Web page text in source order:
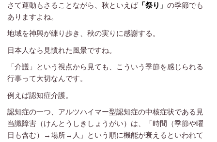
さて運動もさることながら、秋といえば「祭り」 の季節でも
ありますよね。
地域を神輿が練り歩き、秋の実りに感謝する。
日本人なら見慣れた風景ですね。
「介護」という視点から見ても、こういう季節を感じられる
行事って大切なんです。
例えば認知症介護。
認知症の一つ、アルツハイマー型認知症の中核症状である見
当識障害（けんとうしきしょうがい）は、「時間（季節や曜
日も含む）→場所→人」という順に機能が衰えるといわれて